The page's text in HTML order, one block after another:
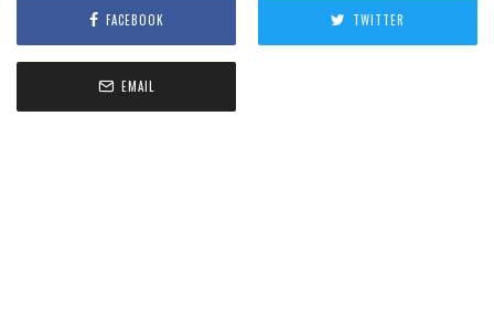
FACEBOOK TWITTER
EMAIL